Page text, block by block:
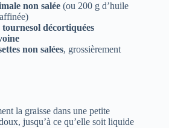
non salée (ou 200 g d’huile
tournesol décortiquées
non salées, grossièrement
la graisse dans une petite
jusqu’à ce qu’elle soit liquide